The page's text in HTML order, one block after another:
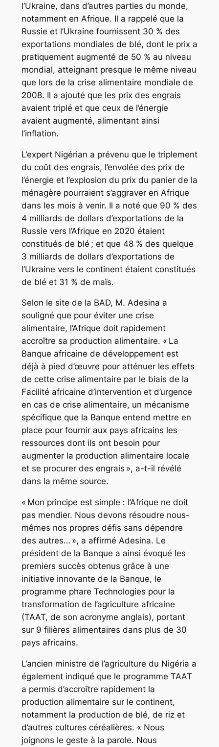
l’Ukraine, dans d’autres parties du monde,
notamment en Afrique. Il a rappelé que la
Russie et l’Ukraine fournissent 30 % des
exportations mondiales de blé, dont le prix a
pratiquement augmenté de 50 % au niveau
mondial, atteignant presque le même niveau
que lors de la crise alimentaire mondiale de
2008. Il a ajouté que les prix des engrais
avaient triplé et que ceux de l’énergie
avaient augmenté, alimentant ainsi
l’inflation.
L’expert Nigérian a prévenu que le triplement
du coût des engrais, l’envolée des prix de
l’énergie et l’explosion du prix du panier de la
ménagère pourraient s’aggraver en Afrique
dans les mois à venir. Il a noté que 90 % des
4 milliards de dollars d’exportations de la
Russie vers l’Afrique en 2020 étaient
constitués de blé ; et que 48 % des quelque
3 milliards de dollars d’exportations de
l’Ukraine vers le continent étaient constitués
de blé et 31 % de maïs.
Selon le site de la BAD, M. Adesina a
souligné que pour éviter une crise
alimentaire, l’Afrique doit rapidement
accroître sa production alimentaire. « La
Banque africaine de développement est
déjà à pied d’œuvre pour atténuer les effets
de cette crise alimentaire par le biais de la
Facilité africaine d’intervention et d’urgence
en cas de crise alimentaire, un mécanisme
spécifique que la Banque entend mettre en
place pour fournir aux pays africains les
ressources dont ils ont besoin pour
augmenter la production alimentaire locale
et se procurer des engrais », a-t-il révélé
dans la même source.
« Mon principe est simple : l’Afrique ne doit
pas mendier. Nous devons résoudre nous-
mêmes nos propres défis sans dépendre
des autres… », a affirmé Adesina. Le
président de la Banque a ainsi évoqué les
premiers succès obtenus grâce à une
initiative innovante de la Banque, le
programme phare Technologies pour la
transformation de l’agriculture africaine
(TAAT, de son acronyme anglais), portant
sur 9 filières alimentaires dans plus de 30
pays africains.
L’ancien ministre de l’agriculture du Nigéria a
également indiqué que le programme TAAT
a permis d’accroître rapidement la
production alimentaire sur le continent,
notamment la production de blé, de riz et
d’autres cultures céréalières. « Nous
joignons le geste à la parole. Nous